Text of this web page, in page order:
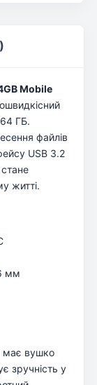
Mobile
ГБ.
файлів
USB 3.2
житті.
мм
має вушко
зручність у